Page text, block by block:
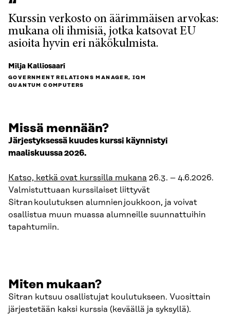
Kurssin verkosto on äärimmäisen arvokas:
mukana oli ihmisiä, jotka katsovat EU
asioita hyvin eri näkökulmista.
Milja Kalliosaari
GOVERNMENT RELATIONS MANAGER, IQM
QUANTUM COMPUTERS
Missä mennään?
Järjestyksessä kuudes kurssi käynnistyi
maaliskuussa 2026.
Katso, ketkä ovat kurssilla mukana 26.3. – 4.6.2026.
Valmistuttuaan kurssilaiset liittyvät
Sitran koulutuksen alumnien joukkoon, ja voivat
osallistua muun muassa alumneille suunnattuihin
tapahtumiin.
Miten mukaan?
Sitran kutsuu osallistujat koulutukseen. Vuosittain
järjestetään kaksi kurssia (keväällä ja syksyllä).